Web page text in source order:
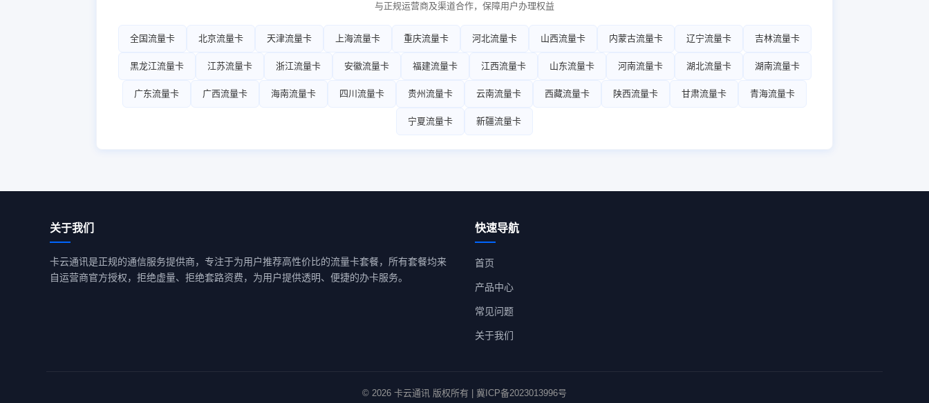
与正规运营商及渠道合作，保障用户办理权益
全国流量卡 北京流量卡 天津流量卡 上海流量卡 重庆流量卡 河北流量卡 山西流量卡 内蒙古流量卡 辽宁流量卡 吉林流量卡
黑龙江流量卡 江苏流量卡 浙江流量卡 安徽流量卡 福建流量卡 江西流量卡 山东流量卡 河南流量卡 湖北流量卡 湖南流量卡
广东流量卡 广西流量卡 海南流量卡 四川流量卡 贵州流量卡 云南流量卡 西藏流量卡 陕西流量卡 甘肃流量卡 青海流量卡
宁夏流量卡 新疆流量卡
关于我们
卡云通讯是正规的通信服务提供商，专注于为用户推荐高性价比的流量卡套餐，所有套餐均来
自运营商官方授权，拒绝虚量、拒绝套路资费，为用户提供透明、便捷的办卡服务。
快速导航
首页
产品中心
常见问题
关于我们
© 2026 卡云通讯 版权所有 | 冀ICP备2023013996号